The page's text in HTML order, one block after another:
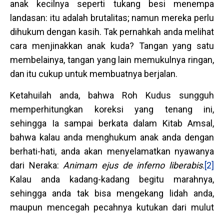
anak kecilnya seperti tukang besi menempa
landasan: itu adalah brutalitas; namun mereka perlu
dihukum dengan kasih. Tak pernahkah anda melihat
cara menjinakkan anak kuda? Tangan yang satu
membelainya, tangan yang lain memukulnya ringan,
dan itu cukup untuk membuatnya berjalan.
Ketahuilah anda, bahwa Roh Kudus sungguh
memperhitungkan koreksi yang tenang ini,
sehingga Ia sampai berkata dalam Kitab Amsal,
bahwa kalau anda menghukum anak anda dengan
berhati-hati, anda akan menyelamatkan nyawanya
dari Neraka: Animam ejus de inferno liberabis.[2]
Kalau anda kadang-kadang begitu marahnya,
sehingga anda tak bisa mengekang lidah anda,
maupun mencegah pecahnya kutukan dari mulut